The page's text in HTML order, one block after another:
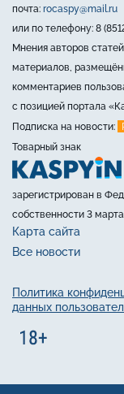
почта: rocaspy@mail.ru
или по телефону: 8
Мнения авторов
материалов,
комментариев
с позицией портала
Подписка на новости:
Товарный знак
зарегистрирован в
собственности 3
Карта сайта
Все новости
Политика
данных